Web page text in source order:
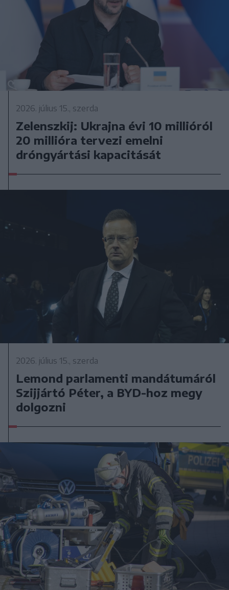
2026. július 15., szerda
Zelenszkij: Ukrajna évi 10 millióról
20 millióra tervezi emelni
dróngyártási kapacitását
2026. július 15., szerda
Lemond parlamenti mandátumáról
Szijjártó Péter, a BYD-hoz megy
dolgozni